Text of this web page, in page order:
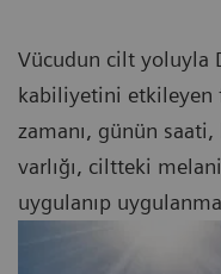
Vücudun cilt yoluyla
kabiliyetini etkileyen
zamanı, günün
varlığı, ciltteki
uygulanıp